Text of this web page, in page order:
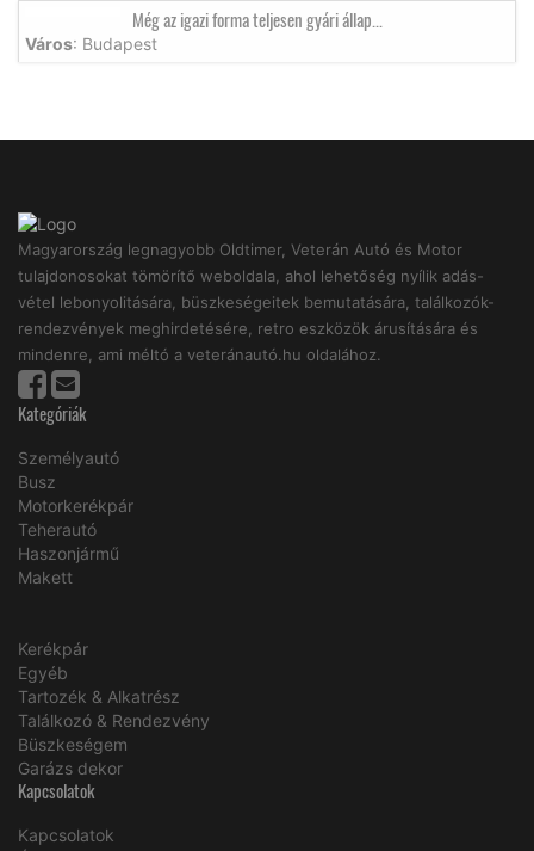
Még az igazi forma teljesen gyári állap...
Város: Budapest
Magyarország legnagyobb Oldtimer, Veterán Autó és Motor
tulajdonosokat tömörítő weboldala, ahol lehetőség nyílik adás-
vétel lebonyolitására, büszkeségeitek bemutatására, találkozók-
rendezvények meghirdetésére, retro eszközök árusítására és
mindenre, ami méltó a veteránautó.hu oldalához.
Kategóriák
Személyautó
Busz
Motorkerékpár
Teherautó
Haszonjármű
Makett
Kerékpár
Egyéb
Tartozék & Alkatrész
Találkozó & Rendezvény
Büszkeségem
Garázs dekor
Kapcsolatok
Kapcsolatok